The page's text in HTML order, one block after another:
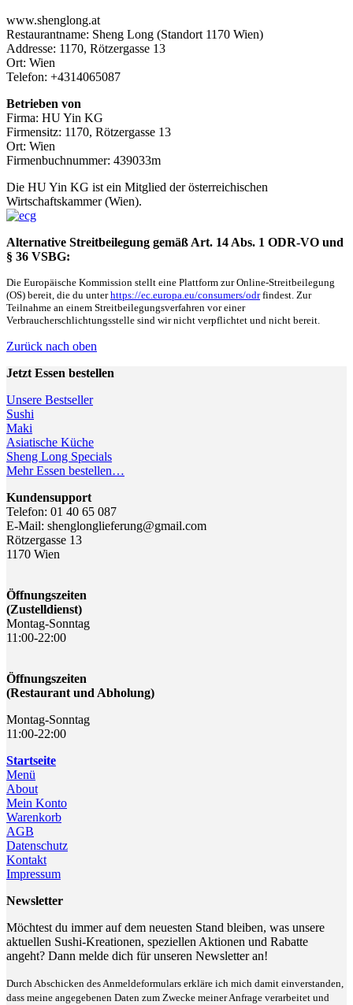
www.shenglong.at
Restaurantname: Sheng Long (Standort 1170 Wien)
Addresse: 1170, Rötzergasse 13
Ort: Wien
Telefon: +4314065087
Betrieben von
Firma: HU Yin KG
Firmensitz: 1170, Rötzergasse 13
Ort: Wien
Firmenbuchnummer: 439033m
Die HU Yin KG ist ein Mitglied der österreichischen
Wirtschaftskammer (Wien).
Alternative Streitbeilegung gemäß Art. 14 Abs. 1 ODR-VO und
§ 36 VSBG:
Die Europäische Kommission stellt eine Plattform zur Online-Streitbeilegung
(OS) bereit, die du unterhttps://ec.europa.eu/consumers/odrfindest. Zur
Teilnahme an einem Streitbeilegungsverfahren vor einer
Verbraucherschlichtungsstelle sind wir nicht verpflichtet und nicht bereit.
Zurück nach oben
Jetzt Essen bestellen
Unsere Bestseller
Sushi
Maki
Asiatische Küche
Sheng Long Specials
Mehr Essen bestellen…
Kundensupport
Telefon: 01 40 65 087
E-Mail: shenglonglieferung@gmail.com
Rötzergasse 13
1170 Wien
Öffnungszeiten
(Zustelldienst)
Montag-Sonntag
11:00-22:00
Öffnungszeiten
(Restaurant und Abholung)
Montag-Sonntag
11:00-22:00
Startseite
Menü
About
Mein Konto
Warenkorb
AGB
Datenschutz
Kontakt
Impressum
Newsletter
Möchtest du immer auf dem neuesten Stand bleiben, was unsere
aktuellen Sushi-Kreationen, speziellen Aktionen und Rabatte
angeht? Dann melde dich für unseren Newsletter an!
Durch Abschicken des Anmeldeformulars erkläre ich mich damit einverstanden,
dass meine angegebenen Daten zum Zwecke meiner Anfrage verarbeitet und